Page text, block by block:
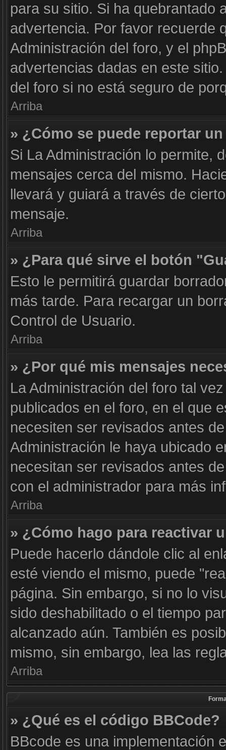
para su sitio. Si ha quebrantado
advertencia. Por favor recuerde
Administración del foro, y el
advertencias dadas en este
del foro si no está seguro de
Arriba
» ¿Cómo se puede reportar
Si La Administración lo permite,
mensajes cerca del mismo.
llevará y guiará a través de
mensaje.
Arriba
» ¿Para qué sirve el botón
Esto le permitirá guardar
más tarde. Para recargar un
Control de Usuario.
Arriba
» ¿Por qué mis mensajes
La Administración del foro tal
publicados en el foro, en el que
necesiten ser revisados antes
Administración le haya ubicado
necesitan ser revisados antes
con el administrador para más
Arriba
» ¿Cómo hago para reactivar
Puede hacerlo dándole clic al
esté viendo el mismo, puede
página. Sin embargo, si no lo
sido deshabilitado o el tiempo
alcanzado aún. También es
mismo, sin embargo, lea las
Arriba
» ¿Qué es el código BBCode?
BBcode es una implementación